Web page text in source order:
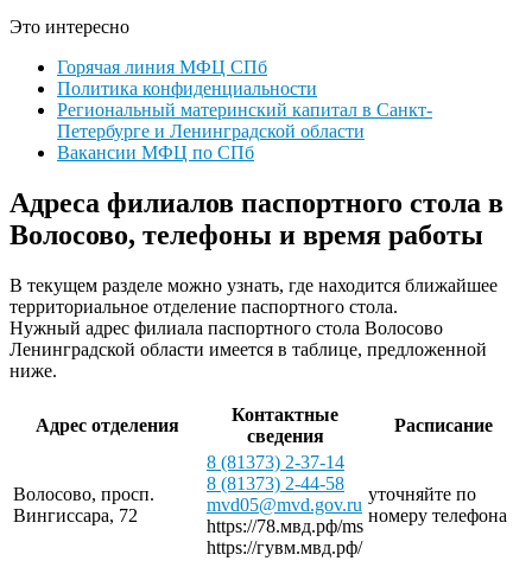
Это интересно
Горячая линия МФЦ СПб
Политика конфиденциальности
Региональный материнский капитал в Санкт-
Петербурге и Ленинградской области
Вакансии МФЦ по СПб
Адреса филиалов паспортного стола в
Волосово, телефоны и время работы
В текущем разделе можно узнать, где находится ближайшее
территориальное отделение паспортного стола.
Нужный адрес филиала паспортного стола Волосово
Ленинградской области имеется в таблице, предложенной
ниже.
Адрес отделения
Контактные
сведения
Расписание
Волосово, просп.
Вингиссара, 72
8 (81373) 2-37-14
8 (81373) 2-44-58
mvd05@mvd.gov.ru
https://78.мвд.рф/ms
https://гувм.мвд.рф/
уточняйте по
номеру телефона